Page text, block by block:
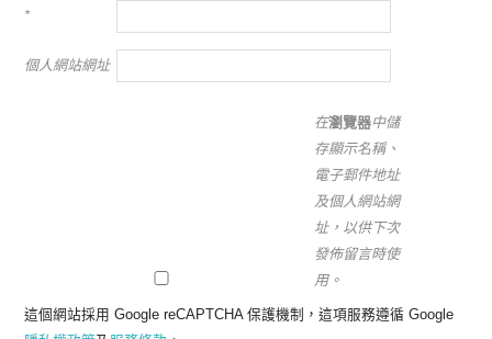
*
個人網站網址
在瀏覽器中儲
存顯示名稱、
電子郵件地址
及個人網站網
址，以供下次
發佈留言時使
用。
這個網站採用 Google reCAPTCHA 保護機制，這項服務遵循 Google